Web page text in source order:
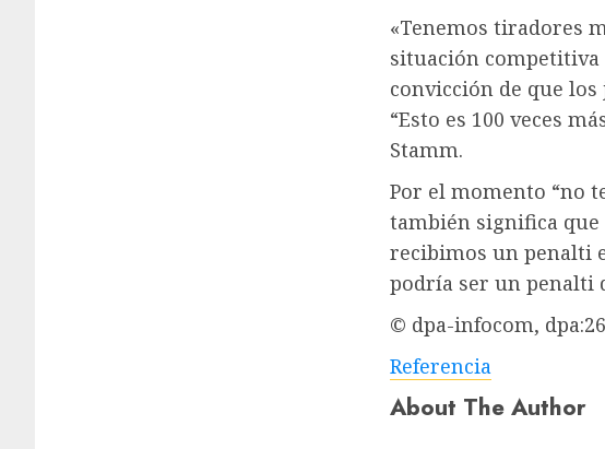
«Tenemos tiradores
situación
convicción de que
“Esto es 100 veces
Stamm.
Por el momento “no
también significa que
recibimos un penalti
podría ser un penalti
© dpa-infocom,
Referencia
About The Author